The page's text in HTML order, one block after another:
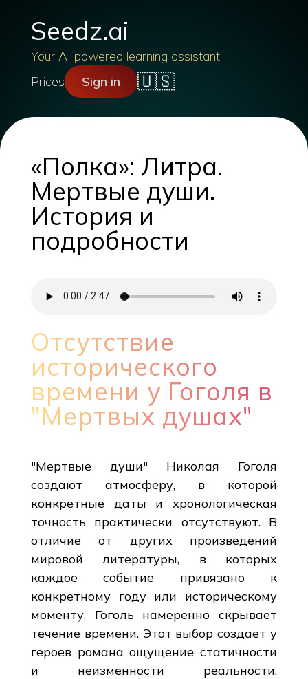
Seedz.ai
Your AI powered learning assistant
Prices
Sign in 🇺🇸
«Полка»: Литра.
Мертвые души.
История и
подробности
Отсутствие
исторического
времени у Гоголя в
"Мертвых душах"
"Мертвые души" Николая Гоголя
создают атмосферу, в которой
конкретные даты и хронологическая
точность практически отсутствуют. В
отличие от других произведений
мировой литературы, в которых
каждое событие привязано к
конкретному году или историческому
моменту, Гоголь намеренно скрывает
течение времени. Этот выбор создает у
героев романа ощущение статичности
и неизменности реальности.